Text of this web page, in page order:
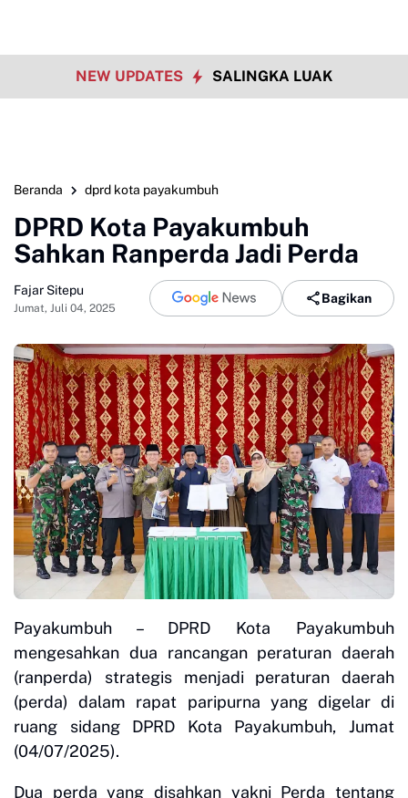
NEW UPDATES SALINGKA LUAK
Beranda dprd kota payakumbuh
DPRD Kota Payakumbuh
Sahkan Ranperda Jadi Perda
Fajar Sitepu
Jumat, Juli 04, 2025
Bagikan
Payakumbuh – DPRD Kota Payakumbuh
mengesahkan dua rancangan peraturan daerah
(ranperda) strategis menjadi peraturan daerah
(perda) dalam rapat paripurna yang digelar di
ruang sidang DPRD Kota Payakumbuh, Jumat
(04/07/2025).
Dua perda yang disahkan yakni Perda tentang